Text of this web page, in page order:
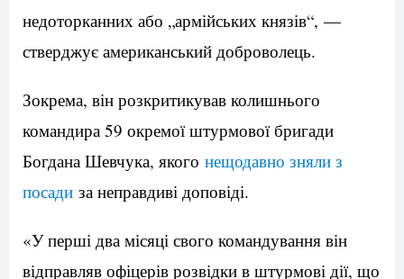
недоторканних або „армійських князів“, —
стверджує американський доброволець.
Зокрема, він розкритикував колишнього
командира 59 окремої штурмової бригади
Богдана Шевчука, якого нещодавно зняли з
посади за неправдиві доповіді.
«У перші два місяці свого командування він
відправляв офіцерів розвідки в штурмові дії, що